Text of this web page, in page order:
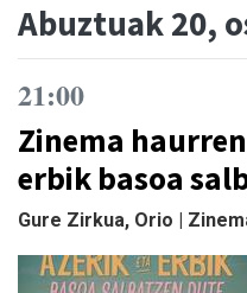
Abuztuak 20,
21:00
Zinema
erbik basoa
Gure Zirkua, Orio |